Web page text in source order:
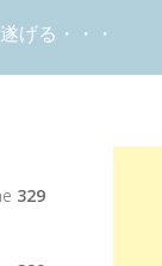
げる・・・
329